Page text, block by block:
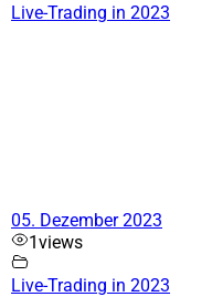
Live-Trading in 2023
05. Dezember 2023
1views
Live-Trading in 2023